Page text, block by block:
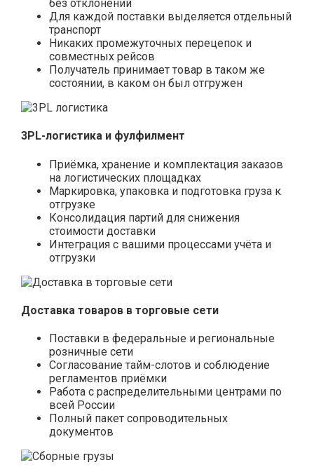
без отклонений
Для каждой поставки выделяется отдельный
транспорт
Никаких промежуточных перецепок и
совместных рейсов
Получатель принимает товар в таком же
состоянии, в каком он был отгружен
3PL-логистика и фулфилмент
Приёмка, хранение и комплектация заказов
на логистических площадках
Маркировка, упаковка и подготовка груза к
отгрузке
Консолидация партий для снижения
стоимости доставки
Интеграция с вашими процессами учёта и
отгрузки
Доставка товаров в торговые сети
Поставки в федеральные и региональные
розничные сети
Согласование тайм-слотов и соблюдение
регламентов приёмки
Работа с распределительными центрами по
всей России
Полный пакет сопроводительных
документов